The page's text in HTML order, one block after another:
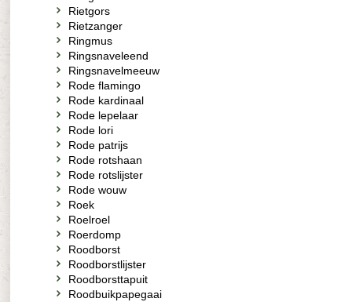
Rietgors
Rietzanger
Ringmus
Ringsnaveleend
Ringsnavelmeeuw
Rode flamingo
Rode kardinaal
Rode lepelaar
Rode lori
Rode patrijs
Rode rotshaan
Rode rotslijster
Rode wouw
Roek
Roelroel
Roerdomp
Roodborst
Roodborstlijster
Roodborsttapuit
Roodbuikpapegaai